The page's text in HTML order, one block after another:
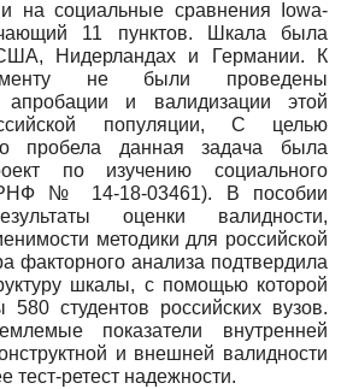
на социальные сравнения Iowa-
11 пунктов. Шкала была
Нидерландах и Германии. К
не были проведены
апробации и валидизации этой
популяции, С целью
пробела данная задача была
по изучению социального
РНФ № 14-18-03461). В пособии
оценки валидности,
методики для российской
факторного анализа подтвердила
шкалы, с помощью которой
студентов российских вузов.
показатели внутренней
и внешней валидности
тест-ретест надежности.